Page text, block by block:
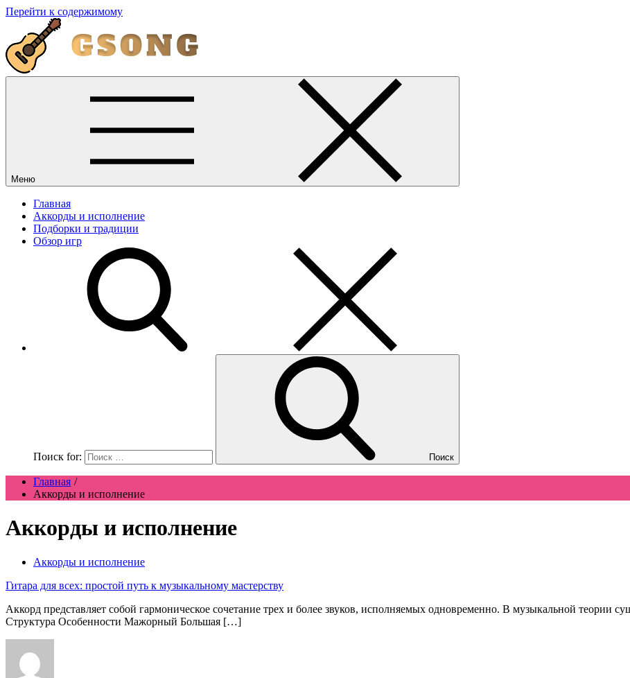
Перейти к содержимому
Меню
Главная
Аккорды и исполнение
Подборки и традиции
Обзор игр
Поиск for: Поиск
Главная
Аккорды и исполнение
Аккорды и исполнение
Аккорды и исполнение
Гитара для всех: простой путь к музыкальному мастерству
Аккорд представляет собой гармоническое сочетание трех и более звуков, исполняемых одновременно. В музыкальной теории
Структура Особенности Мажорный Большая […]